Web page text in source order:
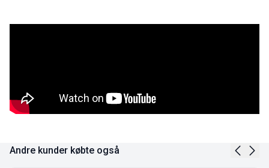
Andre kunder købte også